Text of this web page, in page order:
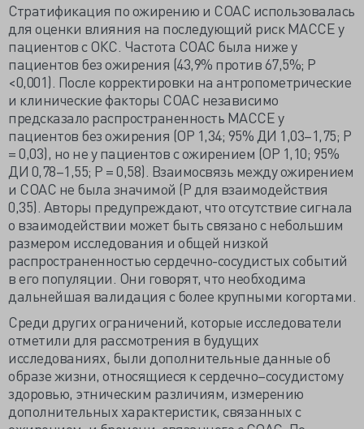
Стратификация по ожирению и СОАС использовалась
для оценки влияния на последующий риск MACCE у
пациентов с ОКС. Частота СОАС была ниже у
пациентов без ожирения (43,9% против 67,5%; Р
<0,001). После корректировки на антропометрические
и клинические факторы СОАС независимо
предсказало распространенность MACCE у
пациентов без ожирения (ОР 1,34; 95% ДИ 1,03–1,75; Р
= 0,03), но не у пациентов с ожирением (ОР 1,10; 95%
ДИ 0,78–1,55; Р = 0,58). Взаимосвязь между ожирением
и СОАС не была значимой (Р для взаимодействия
0,35). Авторы предупреждают, что отсутствие сигнала
о взаимодействии может быть связано с небольшим
размером исследования и общей низкой
распространенностью сердечно-сосудистых событий
в его популяции. Они говорят, что необходима
дальнейшая валидация с более крупными когортами.
Среди других ограничений, которые исследователи
отметили для рассмотрения в будущих
исследованиях, были дополнительные данные об
образе жизни, относящиеся к сердечно–сосудистому
здоровью, этническим различиям, измерению
дополнительных характеристик, связанных с